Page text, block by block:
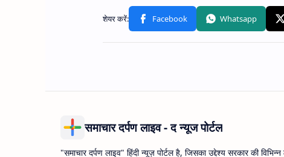
समाचार दर्पण लाइव - द न्यूज पोर्टल
"समाचार दर्पण लाइव" हिंदी न्यूज़ पोर्टल है, जिसका उद्देश्य सरकार की